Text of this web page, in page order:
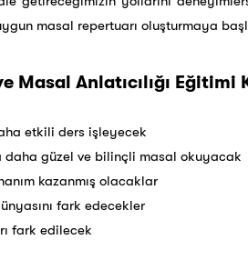
masal repertuarı oluşturmaya
Masal Anlatıcılığı Eğitimi
etkili ders işleyecek
daha güzel ve bilinçli masal okuyacak
kazanmış olacaklar
fark edecekler
fark edilecek